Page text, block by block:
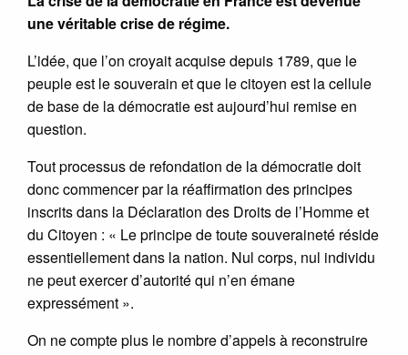
une véritable crise de régime.
L’idée, que l’on croyait acquise depuis 1789, que le
peuple est le souverain et que le citoyen est la cellule
de base de la démocratie est aujourd’hui remise en
question.
Tout processus de refondation de la démocratie doit
donc commencer par la réaffirmation des principes
inscrits dans la Déclaration des Droits de l’Homme et
du Citoyen : « Le principe de toute souveraineté réside
essentiellement dans la nation. Nul corps, nul individu
ne peut exercer d’autorité qui n’en émane
expressément ».
On ne compte plus le nombre d’appels à reconstruire